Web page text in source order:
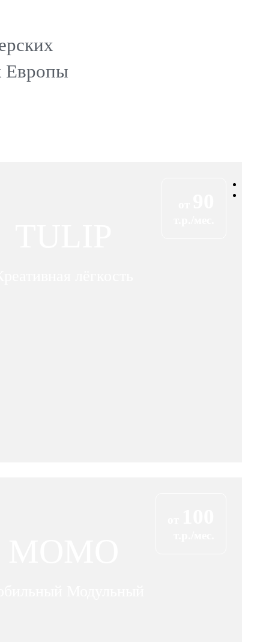
Европы